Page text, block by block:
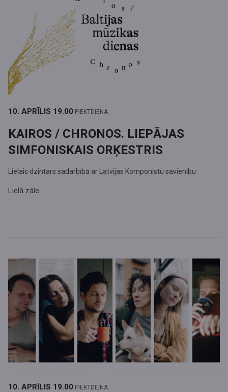
10. APRĪLIS 19.00 PIEKTDIENA
KAIROS / CHRONOS. LIEPĀJAS
SIMFONISKAIS ORĶESTRIS
Lielais dzintars sadarbībā ar Latvijas Komponistu savienību
Lielā zāle
10. APRĪLIS 19.00 PIEKTDIENA